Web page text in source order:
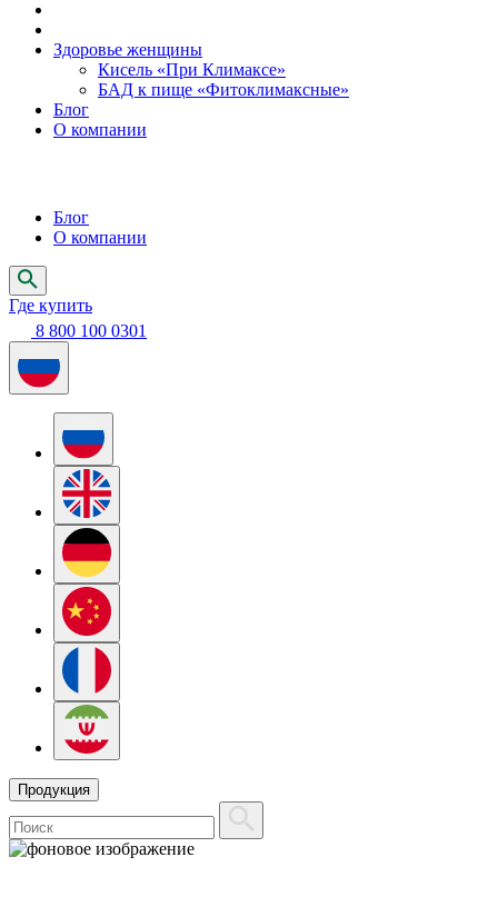
Здоровье женщины
Кисель «При Климаксе»
БАД к пище «Фитоклимаксные»
Блог
О компании
Блог
О компании
Где купить
8 800 100 0301
Продукция